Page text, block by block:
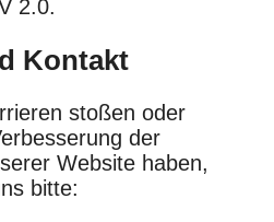
2.0.
Kontakt
stoßen oder
der
Website haben,
bitte:​